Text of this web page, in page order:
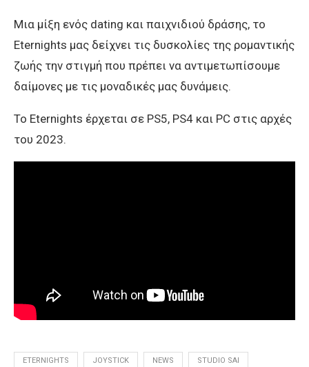
Μια μίξη ενός dating και παιχνιδιού δράσης, το
Eternights μας δείχνει τις δυσκολίες της ρομαντικής
ζωής την στιγμή που πρέπει να αντιμετωπίσουμε
δαίμονες με τις μοναδικές μας δυνάμεις.
Το Eternights έρχεται σε PS5, PS4 και PC στις αρχές
του 2023.
ETERNIGHTS JOYSTICK NEWS STUDIO SAI